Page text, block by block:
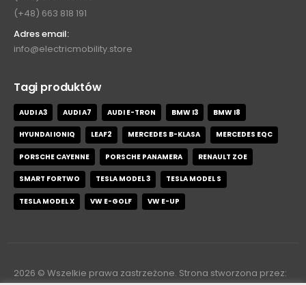
(+48) 663 818 191
Adres email:
info@electricmobility.store
Tagi produktów
AUDI A3 AUDI A7 AUDI E-TRON BMW I3 BMW I8
HYUNDAI IONIQ LEAF2 MERCEDES B-KLASA MERCEDES EQC
PORSCHE CAYENNE PORSCHE PANAMERA RENAULT ZOE
SMART FORTWO TESLA MODEL 3 TESLA MODEL S
TESLA MODEL X VW E-GOLF VW E-UP
2026 © Wszelkie prawa zastrzeżone. Strona stworzona przez: